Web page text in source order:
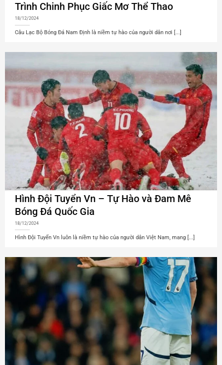
Trình Chinh Phục Giấc Mơ Thể Thao
18/12/2024
Câu Lạc Bộ Bóng Đá Nam Định là niềm tự hào của người dân nơi [...]
Hình Đội Tuyển Vn – Tự Hào và Đam Mê
Bóng Đá Quốc Gia
18/12/2024
Hình Đội Tuyển Vn luôn là niềm tự hào của người dân Việt Nam, mang [...]